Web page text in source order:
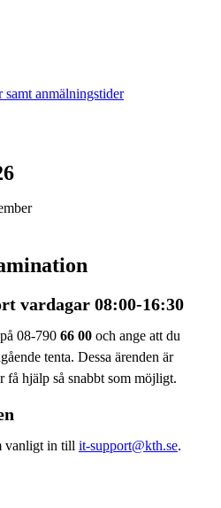
samt anmälningstider
vardagar 08:00-16:30
08-790 66 00 och ange att du
tenta. Dessa ärenden är
få hjälp så snabbt som möjligt.
vanligt in till it-support@kth.se.